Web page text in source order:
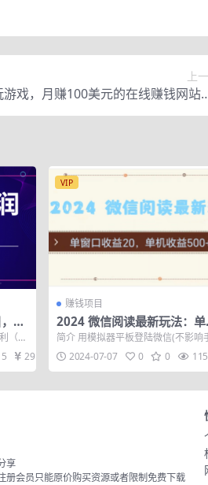
上
戏，月赚100美元的在线赚钱网站，
reeCash赚钱
定
（0
量
29
VIP
赚钱项目
2024 微信阅读最新玩法：单
口收益20，单机收益500+
简介 用模拟器平板登陆微信(不影响
正常使用微信)，通过脚本全自动运
单窗口...
2024-07-07 0 0 115
享
册会员只能原价购买资源或者限制免费下载